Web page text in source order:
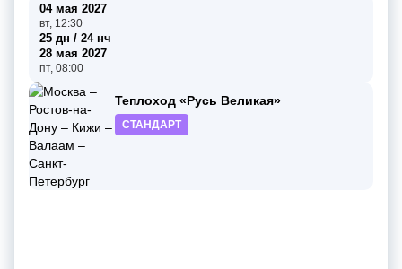
04 мая 2027
вт, 12:30
25 дн / 24 нч
28 мая 2027
пт, 08:00
Теплоход «Русь Великая»
СТАНДАРТ